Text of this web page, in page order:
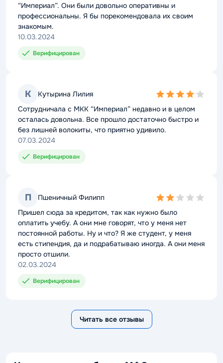
“Империал”. Они были довольно оперативны и
профессиональны. Я бы порекомендовала их своим
знакомым.
10.03.2024
Верифицирован
К Кутырина Лилия
4,0
rating
Сотрудничала с МКК “Империал” недавно и в целом
осталась довольна. Все прошло достаточно быстро и
без лишней волокиты, что приятно удивило.
07.03.2024
Верифицирован
П Пшеничный Филипп
2,0
rating
Пришел сюда за кредитом, так как нужно было
оплатить учебу. А они мне говорят, что у меня нет
постоянной работы. Ну и что? Я же студент, у меня
есть стипендия, да и подрабатываю иногда. А они меня
просто отшили.
02.03.2024
Верифицирован
Читать все отзывы